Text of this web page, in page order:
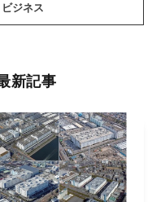
ジネス
新記事